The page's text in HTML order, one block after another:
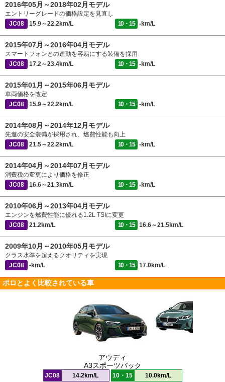
2016年05月～2018年02月モデル
エントリーグレードの価格設定を見直し
JC08
15.9～22.2km/L 10・15 -km/L
2015年07月～2016年04月モデル
スマートフォンとの連動を容易にする装備を採用
JC08
17.2～23.4km/L 10・15 -km/L
2015年01月～2015年06月モデル
車両価格を改定
JC08
15.9～22.2km/L 10・15 -km/L
2014年08月～2014年12月モデル
先進の安全装備が採用され、燃費性能も向上
JC08
21.5～22.2km/L 10・15 -km/L
2014年04月～2014年07月モデル
消費税の変更により価格を修正
JC08
16.6～21.3km/L 10・15 -km/L
2010年06月～2013年04月モデル
エンジンを燃費性能に優れる1.2L TSIに変更
JC08
21.2km/L 10・15 16.6～21.5km/L
2009年10月～2010年05月モデル
クラス水準を超えるクオリティを実現
JC08
-km/L 10・15 17.0km/L
ポロとよく比較されている車
アウディ
A3スポーツバック
JC08 14.2km/L 10・15 10.0km/L